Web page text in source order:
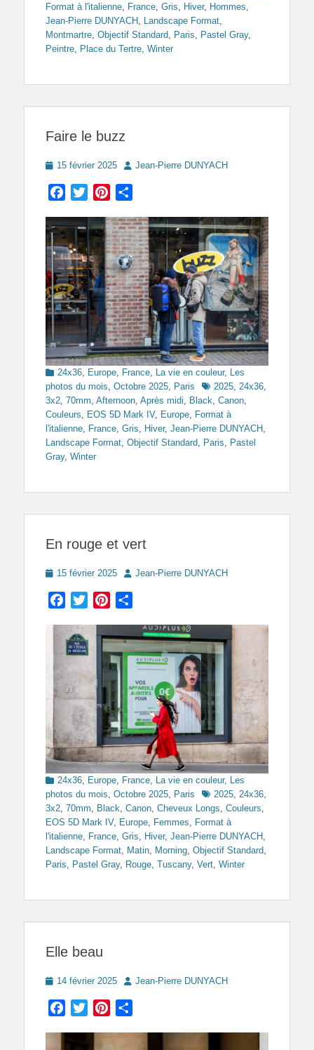
Format à l'italienne
France Gris Hiver, Hommes
Jean-Pierre DUNYACH
Landscape Format
Montmartre Objectif Standard Paris Pastel Gray,
Peintre
Place du Tertre Winter
Faire le buzz
Posted
15 février 2025 Author
Jean-Pierre DUNYACH
Facebook
TwitterPinterest
Categories
24x36 Europe France La vie en couleur,
Les
photos du mois Octobre 2025 Paris Tags2025 24x36
3x2 70mm Afternoon Après midi Black Canon
Couleurs
EOS 5D Mark IV, Europe
Format à
l'italienne
France Gris Hiver, Jean-Pierre DUNYACH
Landscape Format Objectif Standard Paris
Pastel
Gray, Winter
En rouge et vert
Posted
15 février 2025 Author
Jean-Pierre DUNYACH
Facebook
TwitterPinterest
Categories
24x36 Europe France La vie en couleur,
Les
photos du mois Octobre 2025 Paris Tags2025 24x36
3x2 70mm Black Canon Cheveux Longs Couleurs
EOS 5D Mark IV, Europe Femmes
Format à
l'italienne
France Gris Hiver, Jean-Pierre DUNYACH
Landscape Format
Matin Morning Objectif Standard
Paris
Pastel Gray, Rouge Tuscany, Vert Winter
Elle beau
Posted
14 février 2025 Author
Jean-Pierre DUNYACH
Facebook
TwitterPinterest